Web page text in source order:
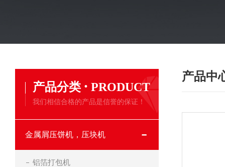
产品分类 · PRODUCT
我们相信合格的产品是信誉的保证！
金属屑压饼机，压块机
铝箔打包机
产品中